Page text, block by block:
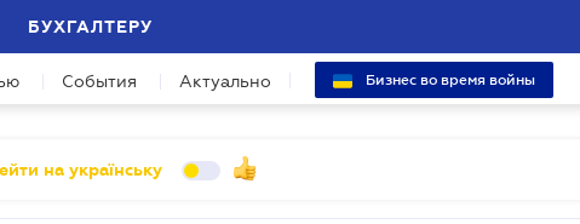
БУХГАЛТЕРУ
События Актуально Бизнес во время войны
на українську